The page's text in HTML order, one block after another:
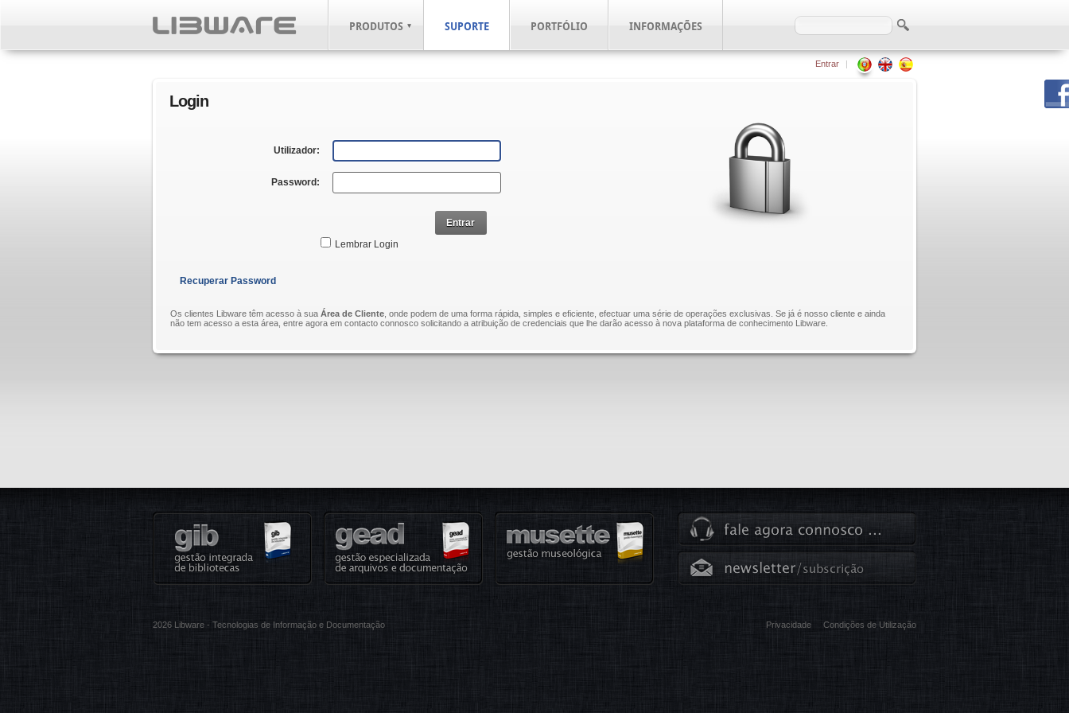
PRODUTOS SUPORTE PORTFÓLIO INFORMAÇÕES
Entrar |
Login
Utilizador:
Password:
Entrar
Lembrar Login
Recuperar Password
Os clientes Libware têm acesso à sua Área de Cliente , onde podem de uma forma rápida, simples e eficiente, efectuar uma série de operações exclusivas. Se já é nosso cliente e ainda
não tem acesso a esta área, entre agora em contacto connosco solicitando a atribuição de credenciais que lhe darão acesso à nova plataforma de conhecimento Libware.
2026 Libware - Tecnologias de Informação e Documentação Condições de Utilização
Privacidade